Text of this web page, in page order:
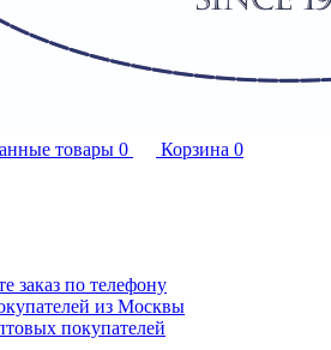
товары 0 Корзина 0
заказ по телефону
из Москвы
покупателей